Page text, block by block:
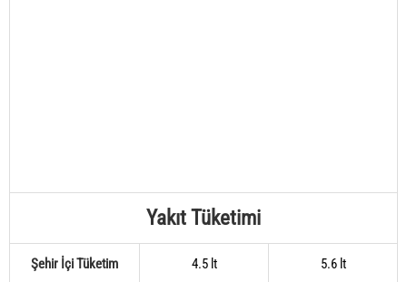
Yakıt Tüketimi
Şehir İçi Tüketim 4.5 lt 5.6 lt